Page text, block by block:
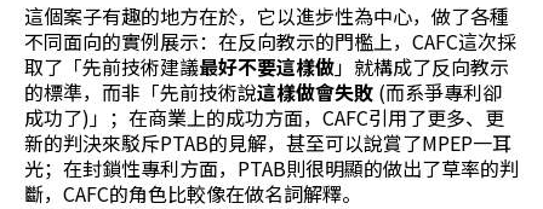
這個案子有趣的地方在於，它以進步性為中心，做了各種
不同面向的實例展示：在反向教示的門檻上，CAFC這次採
取了「先前技術建議最好不要這樣做」就構成了反向教示
的標準，而非「先前技術說這樣做會失敗 (而系爭專利卻
成功了)」；在商業上的成功方面，CAFC引用了更多、更
新的判決來駁斥PTAB的見解，甚至可以說賞了MPEP一耳
光；在封鎖性專利方面，PTAB則很明顯的做出了草率的判
斷，CAFC的角色比較像在做名詞解釋。